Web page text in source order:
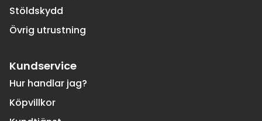
Stöldskydd
Övrig utrustning
Kundservice
Hur handlar jag?
Köpvillkor